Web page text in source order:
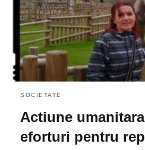
SOCIETATE
Actiune
eforturi pentru